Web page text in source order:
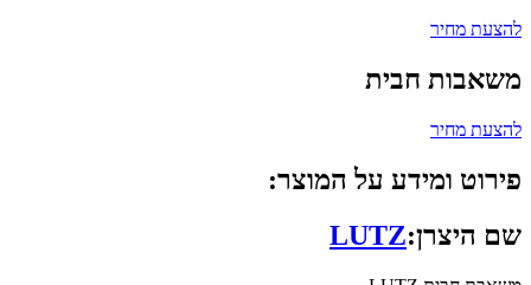
להצעת מחיר
משאבות חבית
להצעת מחיר
פירוט ומידע על המוצר:
שם היצרן:LUTZ